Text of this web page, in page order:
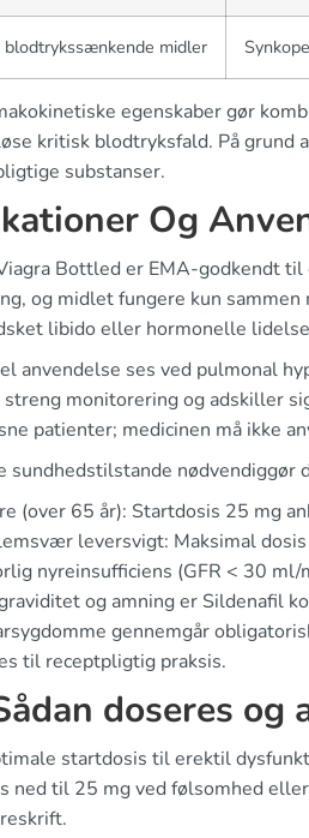
blodtrykssænkende midler
egenskaber gør
kritisk blodtryksfald. På
substanser.
Og
Bottled er EMA-godkendt
og midlet fungere kun
libido eller hormonelle
anvendelse ses ved pulmonal
monitorering og adskiller
patienter; medicinen må ikke
sundhedstilstande nødvendiggør
(over 65 år): Startdosis 25 mg
leversvigt: Maksimal
nyreinsufficiens (GFR < 30
og amning er Sildenafil
gennemgår
til receptpligtig praksis.
doseres og
startdosis til erektil
ned til 25 mg ved følsomhed